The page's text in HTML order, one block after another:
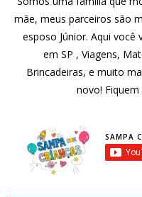
mãe, meus parceiros são
esposo Júnior. Aqui você
em SP , Viagens,
Brincadeiras, e muito
novo!
SAMPA